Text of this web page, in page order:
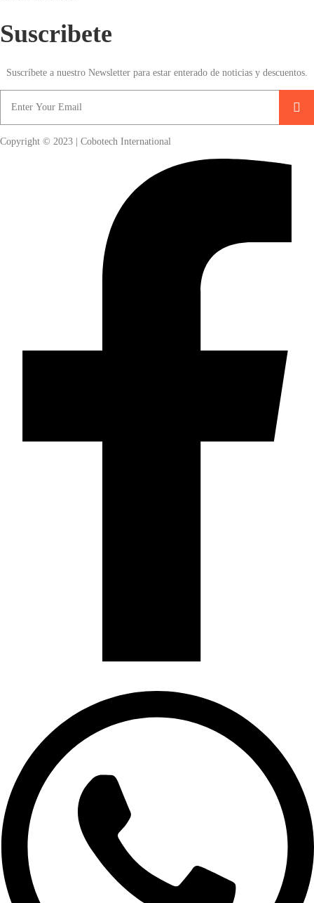
Suscribete
Suscríbete a nuestro Newsletter para estar enterado de noticias y descuentos.
Copyright © 2023 | Cobotech International